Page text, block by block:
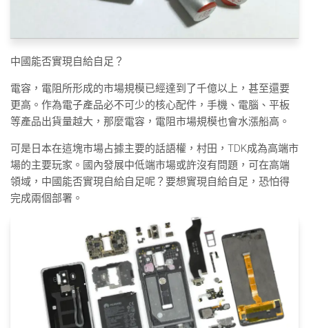
中國能否實現自給自足？
電容，電阻所形成的市場規模已經達到了千億以上，甚至還要
更高。作為電子產品必不可少的核心配件，手機、電腦、平板
等產品出貨量越大，那麼電容，電阻市場規模也會水漲船高。
可是日本在這塊市場占據主要的話語權，村田，TDK成為高端市
場的主要玩家。國內發展中低端市場或許沒有問題，可在高端
領域，中國能否實現自給自足呢？要想實現自給自足，恐怕得
完成兩個部署。